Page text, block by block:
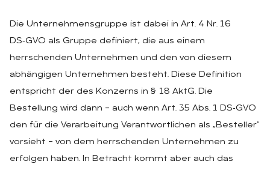
Die Unternehmensgruppe ist dabei in Art. 4 Nr. 16
DS‑GVO als Gruppe definiert, die aus einem
herrschenden Unternehmen und den von diesem
abhängigen Unternehmen besteht. Diese Definition
entspricht der des Konzerns in § 18 AktG. Die
Bestellung wird dann – auch wenn Art. 35 Abs. 1 DS‑GVO
den für die Verarbeitung Verantwortlichen als „Besteller“
vorsieht – von dem herrschenden Unternehmen zu
erfolgen haben. In Betracht kommt aber auch das